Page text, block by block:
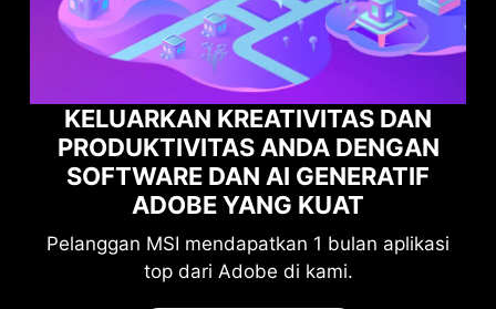
MAKSIMALKAN KINERJA GAME
ANDA DENGAN NORTON GAME
OPTIMIZER
Tingkatkan perlindungan Anda tanpa
mengorbankan performa gaming.